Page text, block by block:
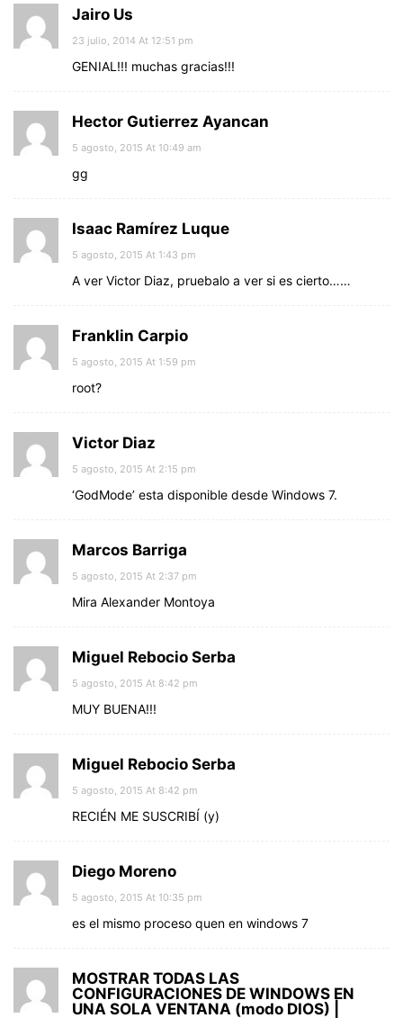
Jairo Us
23 julio, 2014 At 12:51 pm
GENIAL!!! muchas gracias!!!
Hector Gutierrez Ayancan
5 agosto, 2015 At 10:49 am
gg
Isaac Ramírez Luque
5 agosto, 2015 At 1:43 pm
A ver Victor Diaz, pruebalo a ver si es cierto……
Franklin Carpio
5 agosto, 2015 At 1:59 pm
root?
Victor Diaz
5 agosto, 2015 At 2:15 pm
‘GodMode’ esta disponible desde Windows 7.
Marcos Barriga
5 agosto, 2015 At 2:37 pm
Mira Alexander Montoya
Miguel Rebocio Serba
5 agosto, 2015 At 8:42 pm
MUY BUENA!!!
Miguel Rebocio Serba
5 agosto, 2015 At 8:42 pm
RECIÉN ME SUSCRIBÍ (y)
Diego Moreno
5 agosto, 2015 At 10:35 pm
es el mismo proceso quen en windows 7
MOSTRAR TODAS LAS
CONFIGURACIONES DE WINDOWS EN
UNA SOLA VENTANA (modo DIOS) |